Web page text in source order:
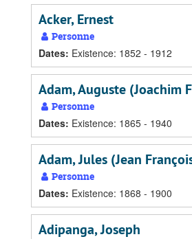
Acker, Ernest
Personne
Dates: Existence: 1852 - 1912
Adam, Auguste (Joachim
Personne
Dates: Existence: 1865 - 1940
Adam, Jules (Jean
Personne
Dates: Existence: 1868 - 1900
Adipanga, Joseph